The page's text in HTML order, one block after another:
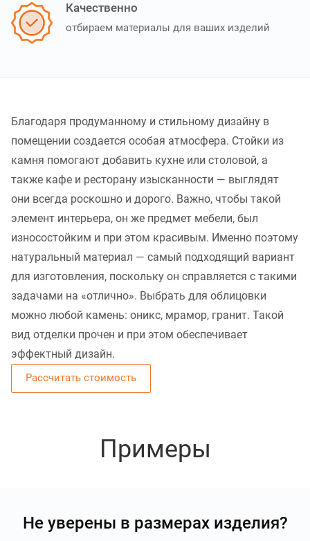
Качественно
отбираем материалы для ваших изделий
Благодаря продуманному и стильному дизайну в
помещении создается особая атмосфера. Стойки из
камня помогают добавить кухне или столовой, а
также кафе и ресторану изысканности — выглядят
они всегда роскошно и дорого. Важно, чтобы такой
элемент интерьера, он же предмет мебели, был
износостойким и при этом красивым. Именно поэтому
натуральный материал — самый подходящий вариант
для изготовления, поскольку он справляется с такими
задачами на «отлично». Выбрать для облицовки
можно любой камень: оникс, мрамор, гранит. Такой
вид отделки прочен и при этом обеспечивает
эффектный дизайн.
Рассчитать стоимость
Примеры
Не уверены в размерах изделия?